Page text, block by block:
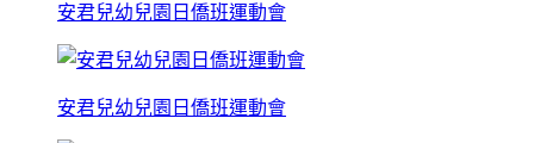
安君兒幼兒園日僑班運動會
安君兒幼兒園日僑班運動會